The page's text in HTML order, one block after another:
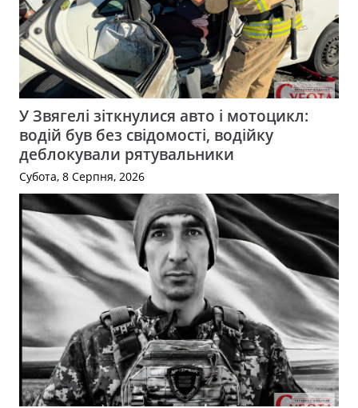
У Звягелі зіткнулися авто і мотоцикл:
водій був без свідомості, водійку
деблокували рятувальники
Субота, 8 Серпня, 2026